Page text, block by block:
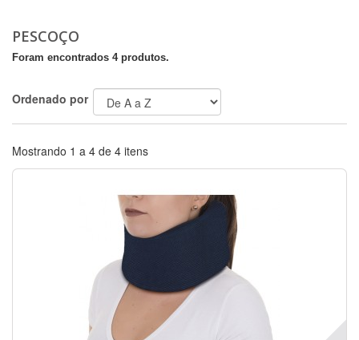
PESCOÇO
Foram encontrados 4 produtos.
Ordenado por
Mostrando 1 a 4 de 4 itens